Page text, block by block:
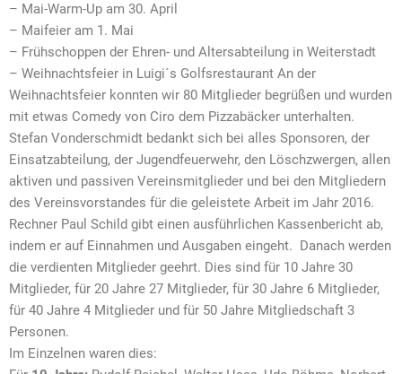
– Mai-Warm-Up am 30. April
– Maifeier am 1. Mai
– Frühschoppen der Ehren- und Altersabteilung in Weiterstadt
– Weihnachtsfeier in Luigi´s Golfsrestaurant An der
Weihnachtsfeier konnten wir 80 Mitglieder begrüßen und wurden
mit etwas Comedy von Ciro dem Pizzabäcker unterhalten.
Stefan Vonderschmidt bedankt sich bei alles Sponsoren, der
Einsatzabteilung, der Jugendfeuerwehr, den Löschzwergen, allen
aktiven und passiven Vereinsmitglieder und bei den Mitgliedern
des Vereinsvorstandes für die geleistete Arbeit im Jahr 2016.
Rechner Paul Schild gibt einen ausführlichen Kassenbericht ab,
indem er auf Einnahmen und Ausgaben eingeht.
Danach werden
die verdienten Mitglieder geehrt. Dies sind für 10 Jahre 30
Mitglieder, für 20 Jahre 27 Mitglieder, für 30 Jahre 6 Mitglieder,
für 40 Jahre 4 Mitglieder und für 50 Jahre Mitgliedschaft 3
Personen.
Im Einzelnen waren dies: